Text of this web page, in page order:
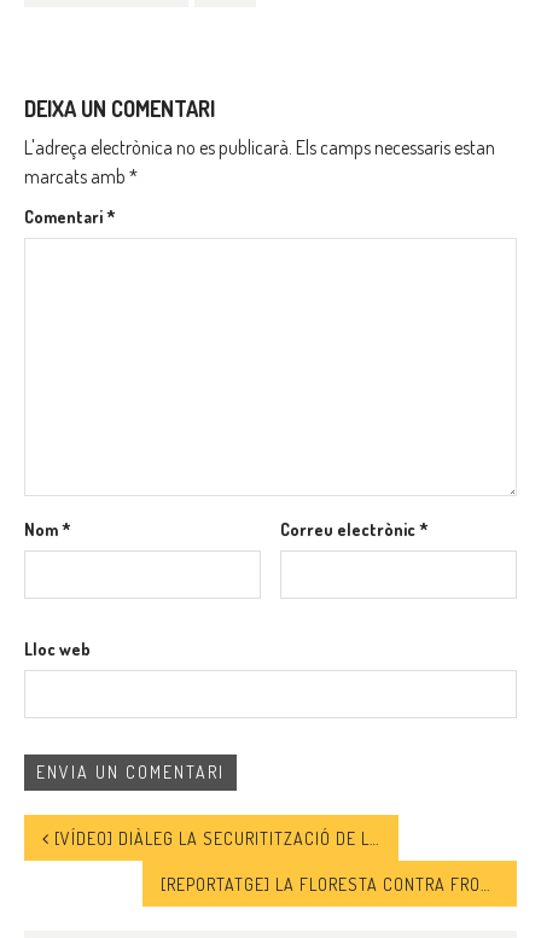
DEIXA UN COMENTARI
L'adreça electrònica no es publicarà. Els camps necessaris estan
marcats amb *
Comentari*
Nom* Correu electrònic*
Lloc web
[VÍDEO] DIÀLEG LA SECURITITZACIÓ DE LA VIDA